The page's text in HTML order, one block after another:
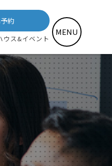
約
ウス&イベント
MENU